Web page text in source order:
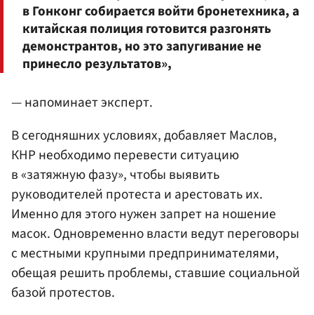
в Гонконг собирается войти бронетехника, а
китайская полиция готовится разгонять
демонстрантов, но это запугивание не
принесло результатов»,
— напоминает эксперт.
В сегодняшних условиях, добавляет Маслов,
КНР необходимо перевести ситуацию
в «затяжную фазу», чтобы выявить
руководителей протеста и арестовать их.
Именно для этого нужен запрет на ношение
масок. Одновременно власти ведут переговоры
с местными крупными предпринимателями,
обещая решить проблемы, ставшие социальной
базой протестов.